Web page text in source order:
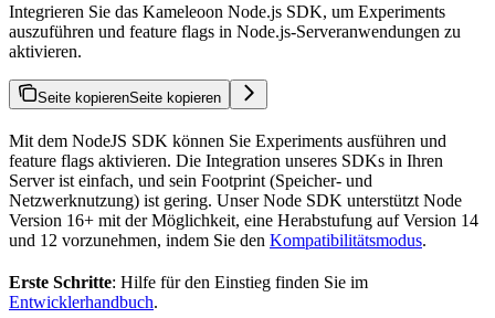
Integrieren Sie das Kameleoon Node.js SDK, um Experiments
auszuführen und feature flags in Node.js-Serveranwendungen zu
aktivieren.
Seite kopierenSeite kopieren
Mit dem NodeJS SDK können Sie Experiments ausführen und
feature flags aktivieren. Die Integration unseres SDKs in Ihren
Server ist einfach, und sein Footprint (Speicher- und
Netzwerknutzung) ist gering. Unser Node SDK unterstützt Node
Version 16+ mit der Möglichkeit, eine Herabstufung auf Version 14
und 12 vorzunehmen, indem Sie den Kompatibilitätsmodus.
Erste Schritte: Hilfe für den Einstieg finden Sie im
Entwicklerhandbuch.